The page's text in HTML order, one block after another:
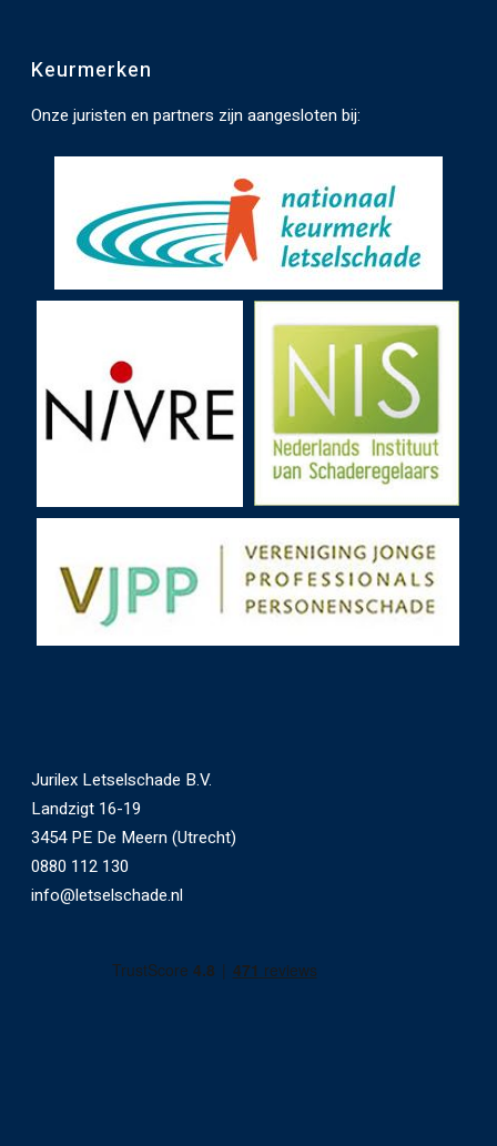
n
Keurmerken
Onze juristen en partners zijn aangesloten bij:
Jurilex Letselschade B.V.
Landzigt 16-19
3454 PE De Meern (Utrecht)
0880 112 130
info@letselschade.nl